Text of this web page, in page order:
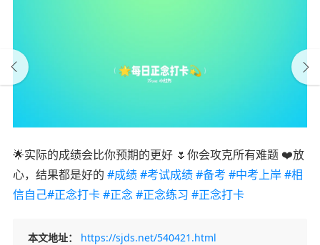
🌟实际的成绩会比你预期的更好 🌷你会攻克所有难题 ❤️放
心，结果都是好的 #成绩#考试成绩#备考 #中考上岸#相
信自己#正念打卡#正念#正念练习 #正念打卡
本文地址：
https://sjds.net/540421.html